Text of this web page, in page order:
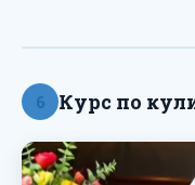
6 Курс по